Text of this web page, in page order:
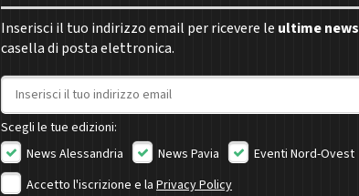
Inserisci il tuo indirizzo email per ricevere le ultime news
casella di posta elettronica.
Indirizzo email
Scegli le tue edizioni:
News Alessandria
News Pavia
Eventi Nord-Ovest
Accetto l'iscrizione e la Privacy Policy